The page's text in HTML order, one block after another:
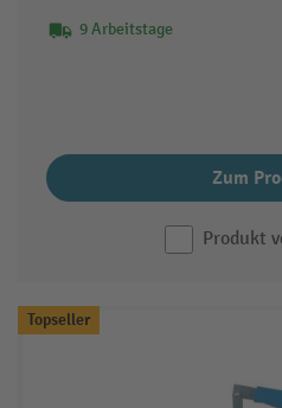
9 Arbeitstage
Zum
Produkt
Topseller